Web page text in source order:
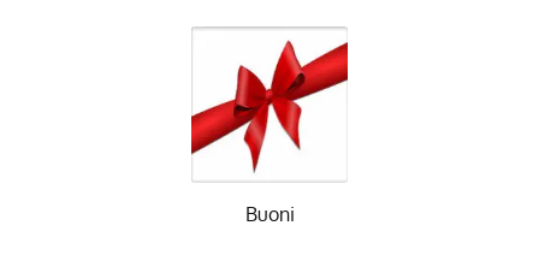
Buoni